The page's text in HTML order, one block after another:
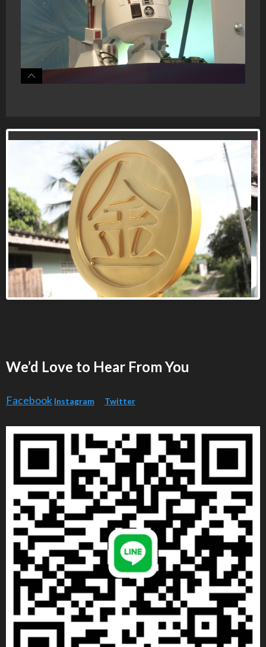
golden robot 038
We’d Love to Hear From You
Facebook Instagram Twitter